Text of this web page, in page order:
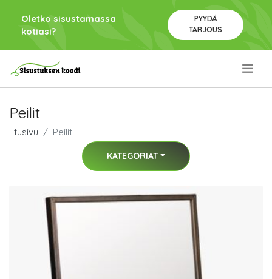
Oletko sisustamassa
kotiasi?
PYYDÄ
TARJOUS
Peilit
Etusivu Peilit
KATEGORIAT